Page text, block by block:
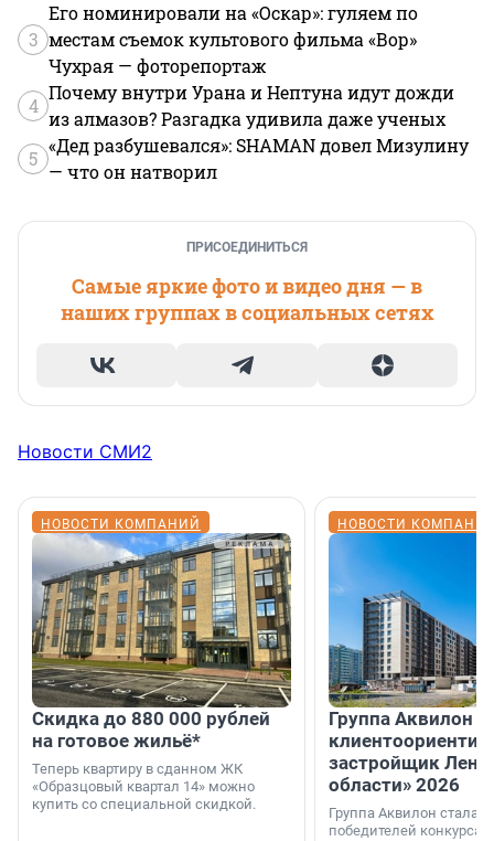
3
Его номинировали на «Оскар»: гуляем по
местам съемок культового фильма «Вор»
Чухрая — фоторепортаж
4
Почему внутри Урана и Нептуна идут дожди
из алмазов? Разгадка удивила даже ученых
5
«Дед разбушевался»: SHAMAN довел Мизулину
— что он натворил
ПРИСОЕДИНИТЬСЯ
Самые яркие фото и видео дня — в
наших группах в социальных сетях
Новости СМИ2
НОВОСТИ КОМПАНИЙ
Скидка до 880 000 рублей
на готовое жильё*
Теперь квартиру в сданном ЖК
«Образцовый квартал 14» можно
купить со специальной скидкой.
НОВОСТИ
Группа Аквилон
застройщик
области» 2026
Группа Аквилон стала
победителей конкурса